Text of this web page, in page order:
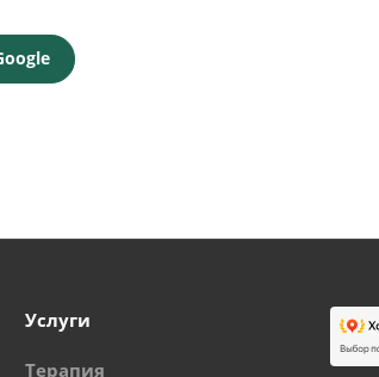
Услуги
Терапия